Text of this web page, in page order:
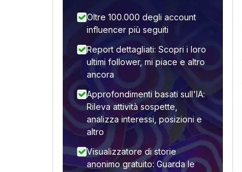
Oltre 100.000 degli account
influencer più seguiti
Report dettagliati: Scopri i loro
ultimi follower, mi piace e altro
ancora
Approfondimenti basati sull'IA:
Rileva attività sospette,
analizza interessi, posizioni e
altro
Visualizzatore di storie
anonimo gratuito: Guarda le